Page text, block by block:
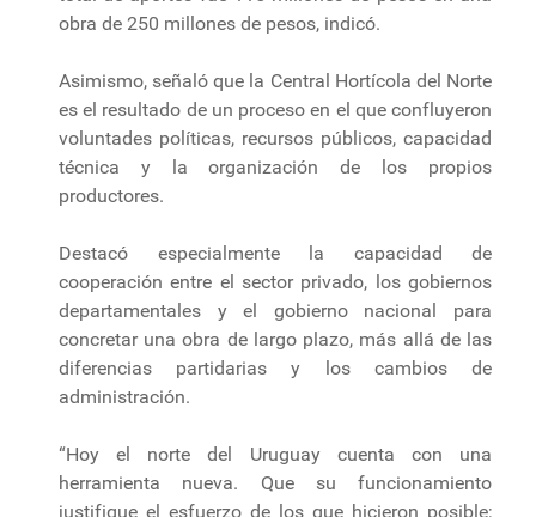
obra de 250 millones de pesos, indicó.
Asimismo, señaló que la Central Hortícola del Norte
es el resultado de un proceso en el que confluyeron
voluntades políticas, recursos públicos, capacidad
técnica y la organización de los propios
productores.
Destacó especialmente la capacidad de
cooperación entre el sector privado, los gobiernos
departamentales y el gobierno nacional para
concretar una obra de largo plazo, más allá de las
diferencias partidarias y los cambios de
administración.
“Hoy el norte del Uruguay cuenta con una
herramienta nueva. Que su funcionamiento
justifique el esfuerzo de los que hicieron posible;